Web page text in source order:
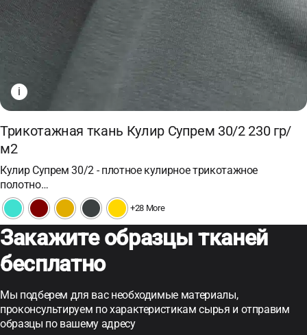
i
Трикотажная ткань Кулир Супрем 30/2 230 гр/
м2
Кулир Супрем 30/2 - плотное кулирное трикотажное
полотно…
+28 More
Закажите образцы тканей
бесплатно
Мы подберем для вас необходимые материалы,
проконсультируем по характеристикам сырья и отправим
образцы по вашему адресу